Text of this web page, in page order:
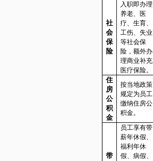
社
会
保
险
入职即办理
养老、医
疗、生育、
工伤、失业
等社会保
险，额外办
理商业补充
医疗保险。
住
房
公
积
金
按当地政策
规定为员工
缴纳住房公
积金。
带
员工享有带
薪年休假、
福利年休
假、病假、